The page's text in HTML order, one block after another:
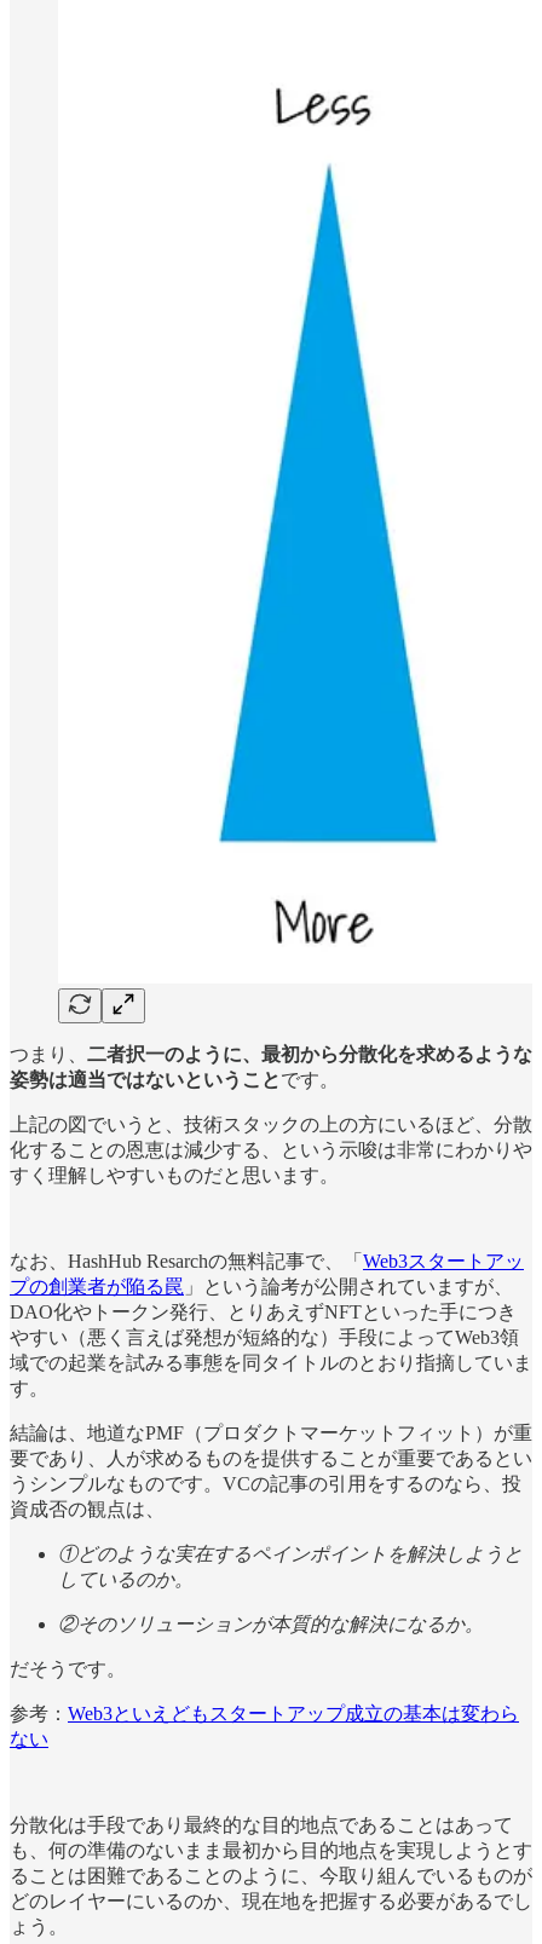
つまり、 二者択一のように、最初から分散化を求めるような
姿勢は適当ではないということです。
上記の図でいうと、技術スタックの上の方にいるほど、分散
化することの恩恵は減少する、という示唆は非常にわかりや
すく理解しやすいものだと思います。
なお、HashHub Resarchの無料記事で、「 Web3スタートアッ
プの創業者が陥る罠 」という論考が公開されていますが、
DAO化やトークン発行、とりあえずNFTといった手につき
やすい（悪く言えば発想が短絡的な）手段によってWeb3領
域での起業を試みる事態を同タイトルのとおり指摘していま
す。
結論は、地道なPMF（プロダクトマーケットフィット）が重
要であり、人が求めるものを提供することが重要であるとい
うシンプルなものです。VCの記事の引用をするのなら、投
資成否の観点は、
①どのような実在するペインポイントを解決しようと
しているのか。
②そのソリューションが本質的な解決になるか。
だそうです。
参考： Web3といえどもスタートアップ成立の基本は変わら
ない
分散化は手段であり最終的な目的地点であることはあって
も、何の準備のないまま最初から目的地点を実現しようとす
ることは困難であることのように、今取り組んでいるものが
どのレイヤーにいるのか、現在地を把握する必要があるでし
ょう。